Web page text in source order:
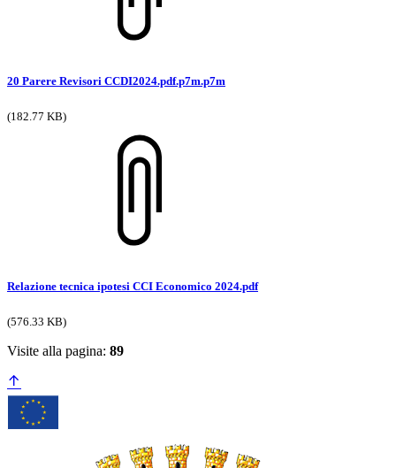
20 Parere Revisori CCDI2024.pdf.p7m.p7m
(182.77 KB)
Relazione tecnica ipotesi CCI Economico 2024.pdf
(576.33 KB)
Visite alla pagina: 89